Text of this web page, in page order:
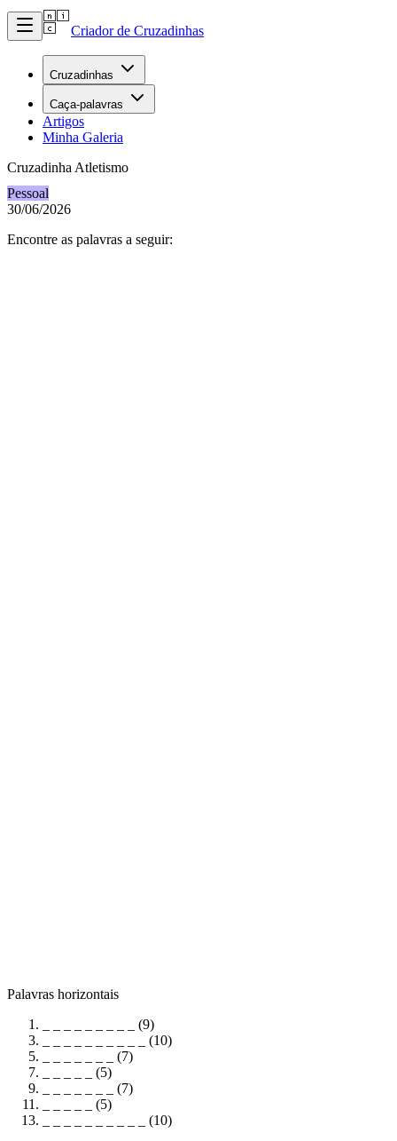
Criador de Cruzadinhas
Cruzadinhas
Caça-palavras
Artigos
Minha Galeria
Cruzadinha Atletismo
Pessoal
30/06/2026
Encontre as palavras a seguir:
Palavras horizontais
_ _ _ _ _ _ _ _ _ (9)
_ _ _ _ _ _ _ _ _ _ (10)
_ _ _ _ _ _ _ (7)
_ _ _ _ _ (5)
_ _ _ _ _ _ _ (7)
_ _ _ _ _ (5)
_ _ _ _ _ _ _ _ _ _ (10)